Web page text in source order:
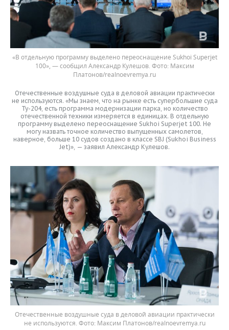
«В отдельную программу выделено переоснащение Sukhoi Superjet
100», — сообщил Александр Кулешов.
Максим
Платонов/realnoevremya.ru
Отечественные воздушные суда в деловой авиации практически
не используются. «Мы знаем, что на рынке есть супербольшие суда
Ту-204, есть программа модернизации парка, но количество
отечественной техники измеряется в единицах. В отдельную
программу выделено переоснащение Sukhoi Superjet 100. Не
могу назвать точное количество выпущенных самолетов,
наверное, больше 10 судов создано в классе SBJ (Sukhoi Business
Jet)», — заявил Александр Кулешов.
Отечественные воздушные суда в деловой авиации практически
не используются.
Максим Платонов/realnoevremya.ru